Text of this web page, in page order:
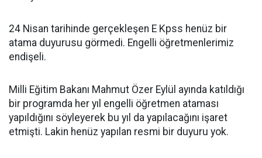
24 Nisan tarihinde gerçekleşen E Kpss henüz bir
atama duyurusu görmedi. Engelli öğretmenlerimiz
endişeli.
Milli Eğitim Bakanı Mahmut Özer Eylül ayında katıldığı
bir programda her yıl engelli öğretmen ataması
yapıldığını söyleyerek bu yıl da yapılacağını işaret
etmişti. Lakin henüz yapılan resmi bir duyuru yok.